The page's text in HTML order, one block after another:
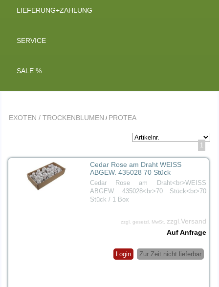
LIEFERUNG+ZAHLUNG
SERVICE
SALE %
EXOTEN / TROCKENBLUMEN / PROTEA
1
Cedar Rose am Draht WEISS
ABGEW. 435028 70 Stück
Cedar Rose am Draht<br>WEISS
ABGEW. 435028<br>70 Stück<br>70
Stück / 1 Box
zzgl. gesetzl. MwSt.
zzgl.Versand
Auf Anfrage
Zur Zeit nicht lieferbar
Login